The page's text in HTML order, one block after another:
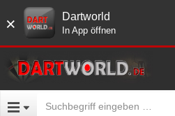
× Dartworld
In App öffnen